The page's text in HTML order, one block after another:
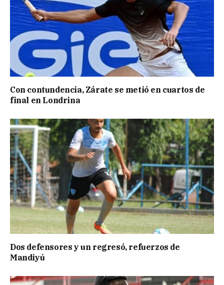
Con contundencia, Zárate se metió en cuartos de
final en Londrina
Dos defensores y un regresó, refuerzos de
Mandiyú